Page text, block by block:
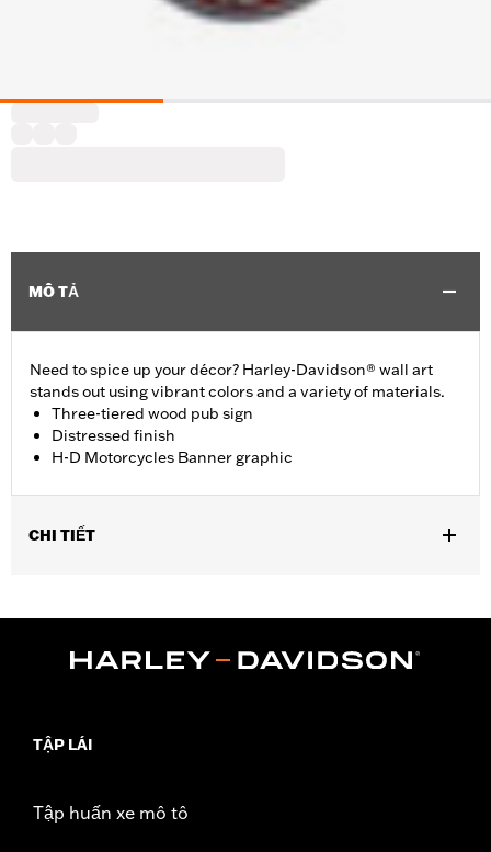
MÔ TẢ
Need to spice up your décor? Harley-Davidson® wall art
stands out using vibrant colors and a variety of materials.
Three-tiered wood pub sign
Distressed finish
H-D Motorcycles Banner graphic
CHI TIẾT
Dimension Description:14" H x 22" L x 0.75" W / 35.56 x 55.88 x
TẬP LÁI
Tập huấn xe mô tô